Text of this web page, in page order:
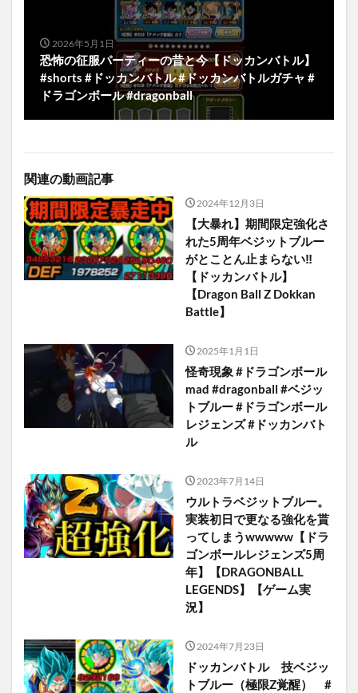
2026年5月1日
恐怖の征服パーティーの昔と今【ドッカンバトル】
#shorts #ドッカンバトル #ドッカンバトルガチャ #
ドラゴンボール #dragonball
関連の動画記事
2024年12月3日
【大暴れ】期間限定強化さ
れた5周年ベジットブルー
がとことん止まらない‼︎
【ドッカンバトル】
【Dragon Ball Z Dokkan
Battle】
2025年1月1日
怪奇現象 #ドラゴンボール
mad #dragonball #ベジッ
トブルー #ドラゴンボール
レジェンズ #ドッカンバト
ル
2023年7月14日
ウルトラベジットブルー。
実装初日で更なる強化を貰
ってしまうwwwww【ドラ
ゴンボールレジェンズ5周
年】【DRAGONBALL
LEGENDS】【ゲーム実
況】
2024年7月23日
ドッカンバトル 技ベジッ
トブルー（極限Z覚醒） #